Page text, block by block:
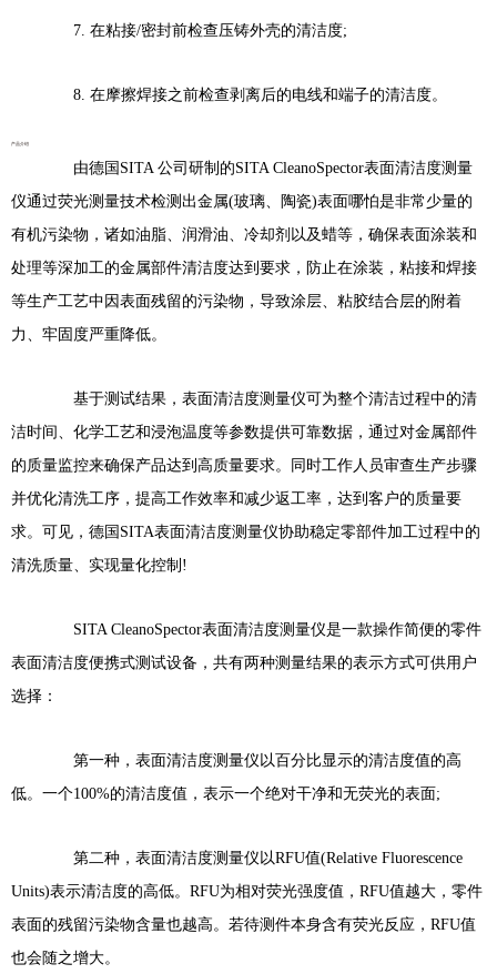
7. 在粘接/密封前检查压铸外壳的清洁度;
8. 在摩擦焊接之前检查剥离后的电线和端子的清洁度。
产品介绍
由德国SITA 公司研制的SITA CleanoSpector表面清洁度测量
仪通过荧光测量技术检测出金属(玻璃、陶瓷)表面哪怕是非常少量的
有机污染物，诸如油脂、润滑油、冷却剂以及蜡等，确保表面涂装和
处理等深加工的金属部件清洁度达到要求，防止在涂装，粘接和焊接
等生产工艺中因表面残留的污染物，导致涂层、粘胶结合层的附着
力、牢固度严重降低。
基于测试结果，表面清洁度测量仪可为整个清洁过程中的清
洁时间、化学工艺和浸泡温度等参数提供可靠数据，通过对金属部件
的质量监控来确保产品达到高质量要求。同时工作人员审查生产步骤
并优化清洗工序，提高工作效率和减少返工率，达到客户的质量要
求。可见，德国SITA表面清洁度测量仪协助稳定零部件加工过程中的
清洗质量、实现量化控制!
SITA CleanoSpector表面清洁度测量仪是一款操作简便的零件
表面清洁度便携式测试设备，共有两种测量结果的表示方式可供用户
选择：
第一种，表面清洁度测量仪以百分比显示的清洁度值的高
低。一个100%的清洁度值，表示一个绝对干净和无荧光的表面;
第二种，表面清洁度测量仪以RFU值(Relative Fluorescence
Units)表示清洁度的高低。RFU为相对荧光强度值，RFU值越大，零件
表面的残留污染物含量也越高。若待测件本身含有荧光反应，RFU值
也会随之增大。